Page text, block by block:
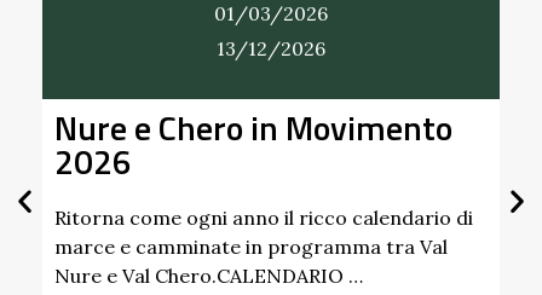
01/03/2026
13/12/2026
Nure e Chero in Movimento
2026
Ritorna come ogni anno il ricco calendario di
marce e camminate in programma tra Val
Nure e Val Chero.CALENDARIO …